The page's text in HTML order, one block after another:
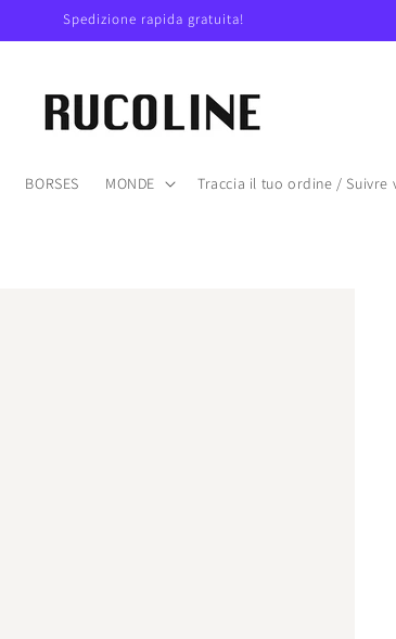
Spedizione rapida gratuita!
BORSES MONDE Traccia il tuo ordine / Suivre